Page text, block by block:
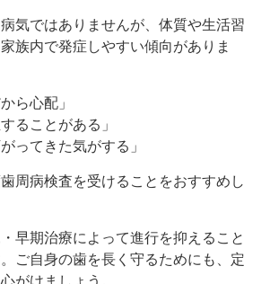
気ではありませんが、体質や生活習
族内で発症しやすい傾向がありま
ら心配」
ることがある」
ってきた気がする」
周病検査を受けることをおすすめし
早期治療によって進行を抑えること
ご自身の歯を長く守るためにも、定